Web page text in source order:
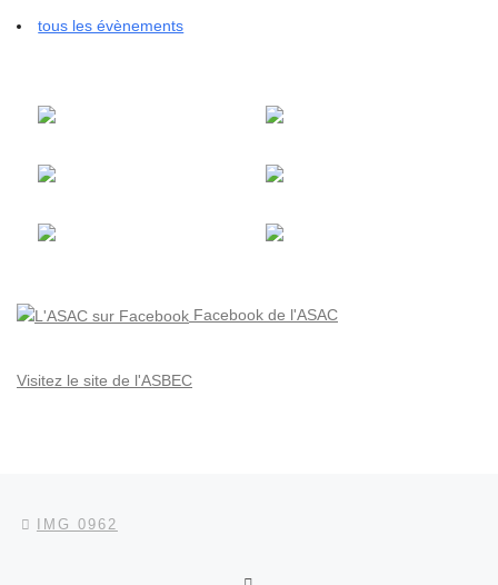
tous les évènements
Facebook de l'ASAC
Visitez le site de l'ASBEC
Parcourir les articles
IMG 0962